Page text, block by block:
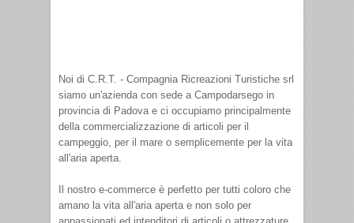
Noi di C.R.T. - Compagnia Ricreazioni Turistiche srl
siamo un'azienda con sede a Campodarsego in
provincia di Padova e ci occupiamo principalmente
della commercializzazione di articoli per il
campeggio, per il mare o semplicemente per la vita
all'aria aperta.
Il nostro e-commerce è perfetto per tutti coloro che
amano la vita all'aria aperta e non solo per